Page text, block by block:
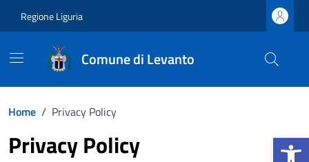
Apri la
Regione Liguria
Comune di Levanto
Home / Privacy Policy
Privacy Policy